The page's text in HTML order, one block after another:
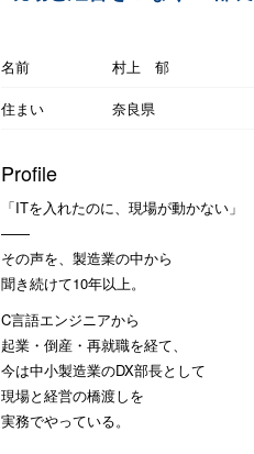
名前
村上 郁
住まい
奈良県
Profile
「ITを入れたのに、現場が動かない」
——
その声を、製造業の中から
聞き続けて10年以上。
C言語エンジニアから
起業・倒産・再就職を経て、
今は中小製造業のDX部長として
現場と経営の橋渡しを
実務でやっている。